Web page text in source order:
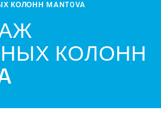
MANTOVA
КОЛОНН